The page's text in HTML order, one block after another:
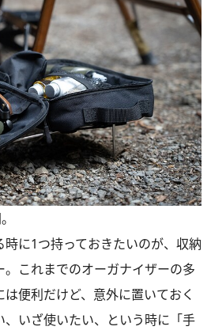
に1つ持っておきたいのが、収納
これまでのオーガナイザーの多
便利だけど、意外に置いておく
いざ使いたい、という時に「手